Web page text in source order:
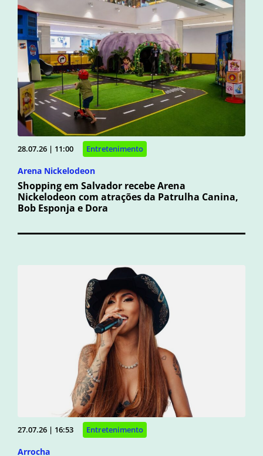
28.07.26 | 11:00 Entretenimento
Arena Nickelodeon
Shopping em Salvador recebe Arena
Nickelodeon com atrações da Patrulha Canina,
Bob Esponja e Dora
27.07.26 | 16:53 Entretenimento
Arrocha